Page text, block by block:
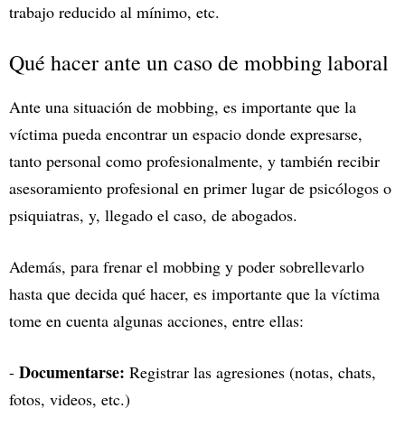
trabajo reducido al mínimo, etc.
Qué hacer ante un caso de mobbing laboral
Ante una situación de mobbing, es importante que la
víctima pueda encontrar un espacio donde expresarse,
tanto personal como profesionalmente, y también recibir
asesoramiento profesional en primer lugar de psicólogos o
psiquiatras, y, llegado el caso, de abogados.
Además, para frenar el mobbing y poder sobrellevarlo
hasta que decida qué hacer, es importante que la víctima
tome en cuenta algunas acciones, entre ellas:
- Documentarse: Registrar las agresiones (notas, chats,
fotos, videos, etc.)